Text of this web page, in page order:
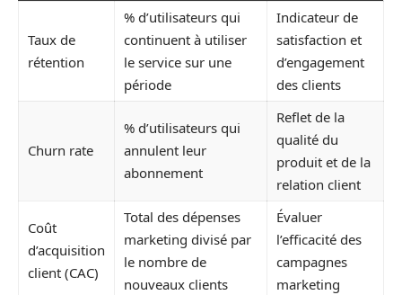
Taux de
rétention
% d’utilisateurs qui
continuent à utiliser
le service sur une
période
Indicateur de
satisfaction et
d’engagement
des clients
Churn rate
% d’utilisateurs qui
annulent leur
abonnement
Reflet de la
qualité du
produit et de la
relation client
Coût
d’acquisition
client (CAC)
Total des dépenses
marketing divisé par
le nombre de
nouveaux clients
Évaluer
l’efficacité des
campagnes
marketing